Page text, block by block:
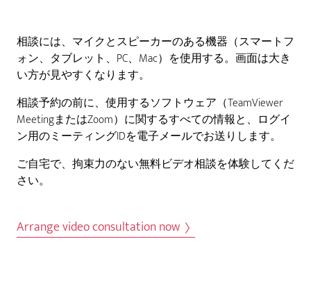
相談には、マイクとスピーカーのある機器（スマートフ
ォン、タブレット、PC、Mac）を使用する。画面は大き
い方が見やすくなります。
相談予約の前に、使用するソフトウェア（TeamViewer
MeetingまたはZoom）に関するすべての情報と、ログイ
ン用のミーティングIDを電子メールでお送りします。
ご自宅で、拘束力のない無料ビデオ相談を体験してくだ
さい。
Arrange video consultation now